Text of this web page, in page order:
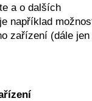
a o dalších
například
zařízení (dále jen